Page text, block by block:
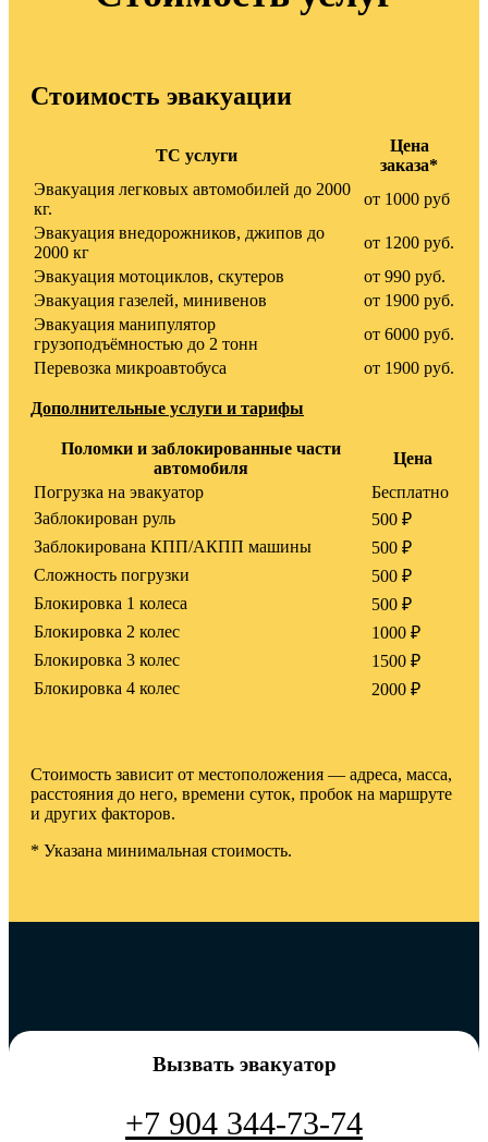
Стоимость эвакуации
ТС услуги
Цена
заказа*
Эвакуация легковых автомобилей до 2000
кг.
от 1000 руб
Эвакуация внедорожников, джипов до
2000 кг
от 1200 руб.
Эвакуация мотоциклов, скутеров
от 990 руб.
Эвакуация газелей, минивенов
от 1900 руб.
Эвакуация манипулятор
грузоподъёмностью до 2 тонн
от 6000 руб.
Перевозка микроавтобуса
от 1900 руб.
Дополнительные услуги и тарифы
Поломки и заблокированные части
автомобиля
Цена
Погрузка на эвакуатор
Бесплатно
Заблокирован руль
500 ₽
Заблокирована КПП/АКПП машины
500 ₽
Сложность погрузки
500 ₽
Блокировка 1 колеса
500 ₽
Блокировка 2 колес
1000 ₽
Блокировка 3 колес
1500 ₽
Блокировка 4 колес
2000 ₽
Стоимость зависит от местоположения — адреса, масса,
расстояния до него, времени суток, пробок на маршруте
и других факторов.
* Указана минимальная стоимость.
Вызвать эвакуатор
+7 904 344-73-74